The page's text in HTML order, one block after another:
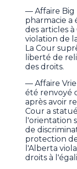
— Affaire Big
pharmacie a
des articles
violation de
La Cour
liberté de
des droits.
— Affaire
été renvoyé
après avoir
Cour a
l'orientation
de
protection
l'Alberta
droits à